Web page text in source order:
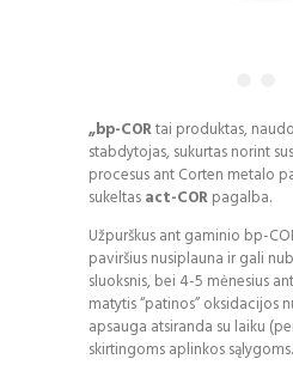
„bp-CORtai produktas,
stabdytojas, sukurtas norint
procesus ant Corten metalo
sukeltasact-CORpagalba.
Užpurškus ant gaminio bp-
paviršius nusiplauna ir gali
sluoksnis, bei 4-5 mėnesius
matytis “patinos” oksidacijos
apsauga atsiranda su laiku
skirtingoms aplinkos sąlygoms.